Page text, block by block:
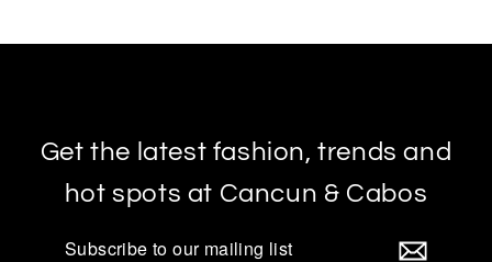
Get the latest fashion, trends and
hot spots at Cancun & Cabos
Subscribe